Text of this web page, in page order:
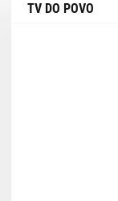
TV DO POVO